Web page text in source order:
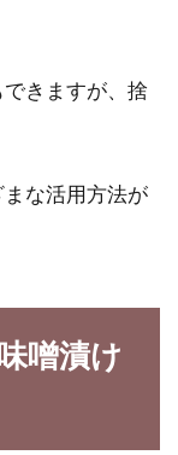
ると言われている玄
紹介！
康に良い飲み物とし
きますが、捨
な活用方法が
噌漬け